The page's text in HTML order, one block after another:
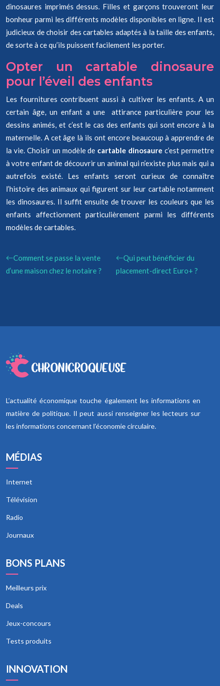
dinosaures imprimés dessus. Filles et garçons trouveront leur
bonheur parmi les différents modèles disponibles en ligne. Il est
judicieux de choisir des cartables adaptés à la taille des enfants,
de sorte à ce qu’ils puissent facilement les porter.
Opter un cartable dinosaure
pour l’éveil des enfants
Les fournitures contribuent aussi à cultiver les enfants. A un
certain âge, un enfant a une attirance particulière pour les
dessins animés, et c’est le cas des enfants qui sont encore à la
maternelle. A cet âge là ils ont encore beaucoup à apprendre de
la vie. Choisir un modèle de cartable dinosaure c’est permettre
à votre enfant de découvrir un animal qui n’existe plus mais qui a
autrefois existé. Les enfants seront curieux de connaître
l’histoire des animaux qui figurent sur leur cartable notamment
les dinosaures. Il suffit ensuite de trouver les couleurs que les
enfants affectionnent particulièrement parmi les différents
modèles de cartables.
Comment se passe la vente
d’une maison chez le notaire ?
Qui peut bénéficier du
placement-direct Euro+ ?
L’actualité économique touche également les informations en
matière de politique. Il peut aussi renseigner les lecteurs sur
les informations concernant l’économie circulaire.
MÉDIAS
Internet
Télévision
Radio
Journaux
BONS PLANS
Meilleurs prix
Deals
Jeux-concours
Tests produits
INNOVATION